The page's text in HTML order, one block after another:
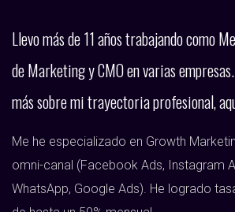
Llevo más de 11 años trabajando como
de Marketing y CMO en varias
más sobre mi trayectoria profesional,
Me he especializado en Growth
omni-canal (Facebook Ads, Instagram
WhatsApp, Google Ads). He logrado